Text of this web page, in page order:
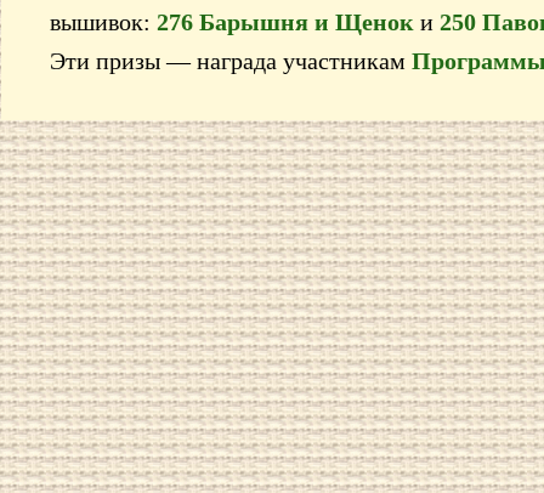
вышивок: 276 Барышня и Щенок и 250
Эти призы — награда участникам